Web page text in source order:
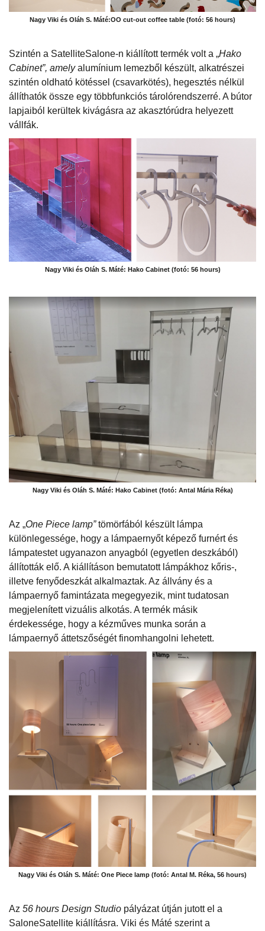
Nagy Viki és Oláh S. Máté:OO cut-out coffee table (fotó: 56 hours)
Szintén a SatelliteSalone-n kiállított termék volt a „Hako
Cabinet”, amelyalumínium lemezből készült, alkatrészei
szintén oldható kötéssel (csavarkötés), hegesztés nélkül
állíthatók össze egy többfunkciós tárolórendszerré. A bútor
lapjaiból kerültek kivágásra az akasztórúdra helyezett
vállfák.
Nagy Viki és Oláh S. Máté: Hako Cabinet (fotó: 56 hours)
Nagy Viki és Oláh S. Máté: Hako Cabinet (fotó: Antal Mária Réka)
Az „One Piece lamp”tömörfából készült lámpa
különlegessége, hogy a lámpaernyőt képező furnért és
lámpatestet ugyanazon anyagból (egyetlen deszkából)
állították elő. A kiállításon bemutatott lámpákhoz kőris-,
illetve fenyődeszkát alkalmaztak. Az állvány és a
lámpaernyő famintázata megegyezik, mint tudatosan
megjelenített vizuális alkotás. A termék másik
érdekessége, hogy a kézműves munka során a
lámpaernyő áttetszőségét finomhangolni lehetett.
Nagy Viki és Oláh S. Máté: One Piece lamp (fotó: Antal M. Réka, 56 hours)
Az 56 hours Design Studio pályázat útján jutott el a
SaloneSatellite kiállításra. Viki és Máté szerint a